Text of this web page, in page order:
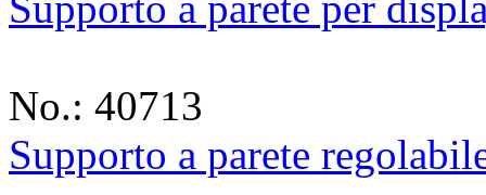
No.: 40713
Supporto a parete